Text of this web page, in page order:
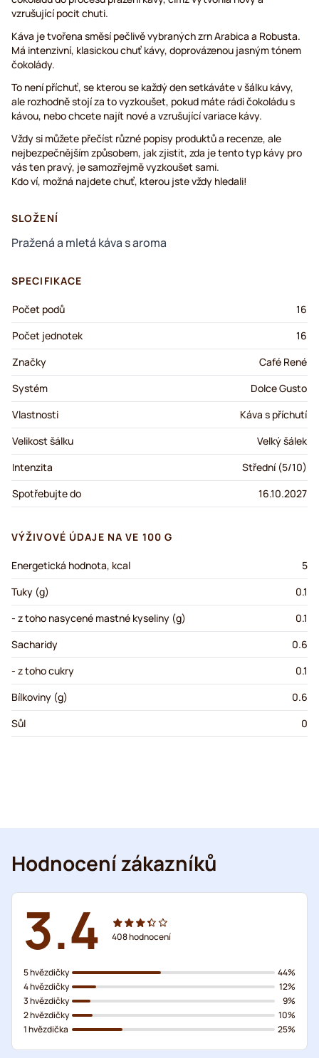
vzrušující pocit chuti.
Káva je tvořena směsí pečlivě vybraných zrn Arabica a Robusta.
Má intenzivní, klasickou chuť kávy, doprovázenou jasným tónem
čokolády.
To není příchuť, se kterou se každý den setkáváte v šálku kávy,
ale rozhodně stojí za to vyzkoušet, pokud máte rádi čokoládu s
kávou, nebo chcete najít nové a vzrušující variace kávy.
Vždy si můžete přečíst různé popisy produktů a recenze, ale
nejbezpečnějším způsobem, jak zjistit, zda je tento typ kávy pro
vás ten pravý, je samozřejmě vyzkoušet sami.
Kdo ví, možná najdete chuť, kterou jste vždy hledali!
SLOŽENÍ
Pražená a mletá káva s aroma
SPECIFIKACE
Počet podů
16
Počet jednotek
16
Značky
Café René
Systém
Dolce Gusto
Vlastnosti
Káva s příchutí
Velikost šálku
Velký šálek
Intenzita
Střední (5/10)
Spotřebujte do
16.10.2027
VÝŽIVOVÉ ÚDAJE NA VE 100 G
Energetická hodnota, kcal
5
Tuky (g)
0.1
- z toho nasycené mastné kyseliny (g)
0.1
Sacharidy
0.6
- z toho cukry
0.1
Bílkoviny (g)
0.6
Sůl
0
Hodnocení zákazníků
3.4 408hodnocení
5 hvězdičky
4 hvězdičky
3 hvězdičky
2 hvězdičky
1 hvězdička
44%
12%
9%
10%
25%